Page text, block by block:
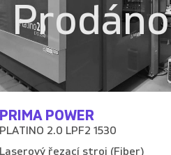
Prodáno
PRIMA POWER
PLATINO 2.0 LPF2 1530
Laserový řezací stroj (Fiber)